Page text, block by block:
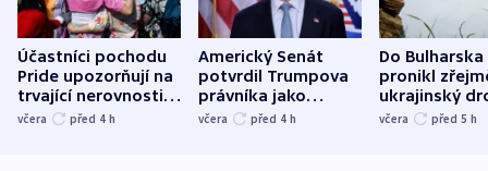
Účastníci pochodu
Pride upozorňují na
trvající nerovnosti i
společenskou
včera před 4 h
Americký Senát
potvrdil Trumpova
právníka jako
ministra
včera před 4 h
Do Bulharska
pronikl
ukrajinský
explodoval
včera před 5 h